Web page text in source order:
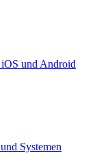
und Android
Systemen